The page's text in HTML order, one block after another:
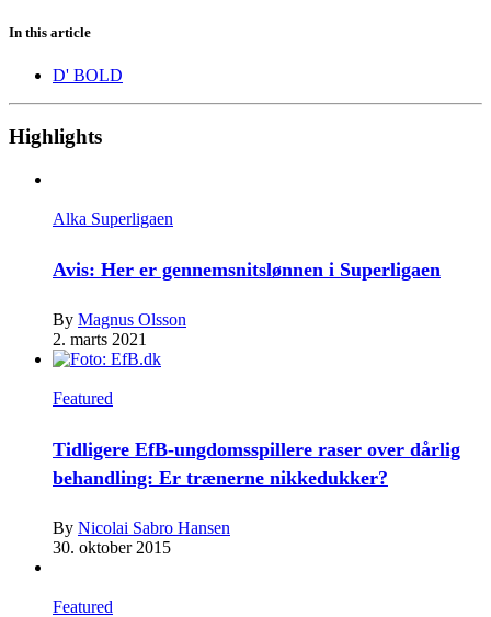
In this article
D' BOLD
Highlights
Alka Superligaen
Avis: Her er gennemsnitslønnen i Superligaen
By Magnus Olsson
2. marts 2021
Featured
Tidligere EfB-ungdomsspillere raser over dårlig
behandling: Er trænerne nikkedukker?
By Nicolai Sabro Hansen
30. oktober 2015
Featured